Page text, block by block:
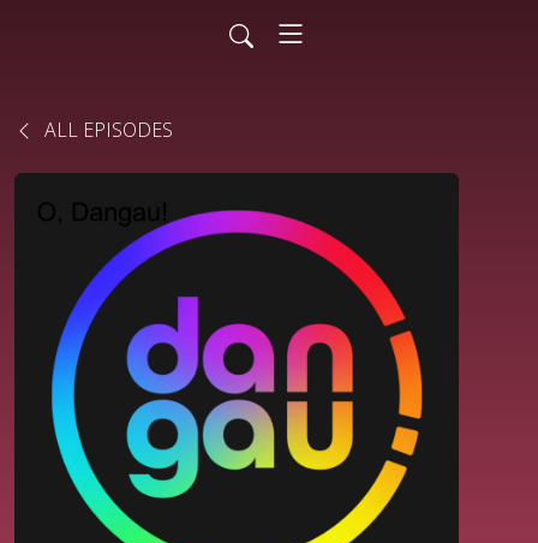
ALL EPISODES